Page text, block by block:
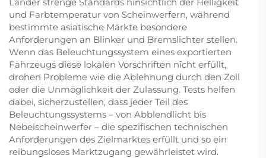
und Farbtemperatur von Scheinwerfern, während
bestimmte asiatische Märkte besondere
Anforderungen an Blinker und Bremslichter stellen.
Wenn das Beleuchtungssystem eines exportierten
Fahrzeugs diese lokalen Vorschriften nicht erfüllt,
drohen Probleme wie die Ablehnung durch den Zoll
oder die Unmöglichkeit der Zulassung. Tests helfen
dabei, sicherzustellen, dass jeder Teil des
Beleuchtungssystems – von Abblendlicht bis
Nebelscheinwerfer – die spezifischen technischen
Anforderungen des Zielmarktes erfüllt und so ein
reibungsloses Marktzugang gewährleistet wird.